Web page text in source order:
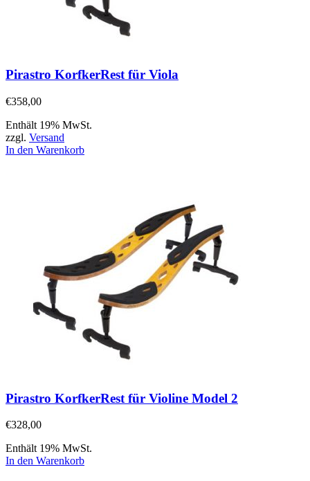
Pirastro KorfkerRest für Viola
€358,00
Enthält 19% MwSt.
zzgl. Versand
In den Warenkorb
Pirastro KorfkerRest für Violine Model 2
€328,00
Enthält 19% MwSt.
In den Warenkorb